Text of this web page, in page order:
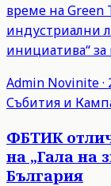
време на Green
индустриални
инициатива“
Admin Novinite·
Събития и
ФБТИК
на „Гала на
България